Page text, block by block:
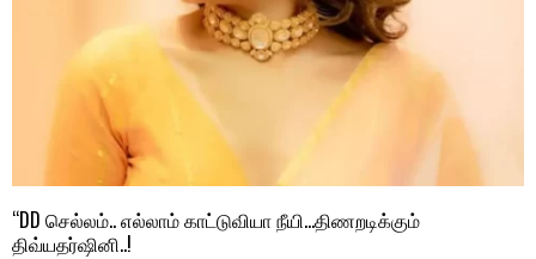
“DD செல்லம்.. எல்லாம் காட்டுவியா நீயி…திணறடிக்கும்
திவ்யதர்ஷினி..!